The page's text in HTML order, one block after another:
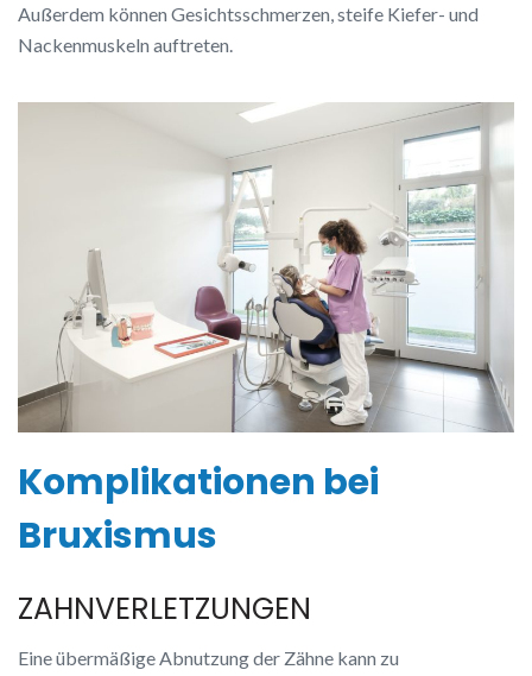
Außerdem können Gesichtsschmerzen, steife Kiefer- und
Nackenmuskeln auftreten.
Komplikationen bei
Bruxismus
ZAHNVERLETZUNGEN
Eine übermäßige Abnutzung der Zähne kann zu